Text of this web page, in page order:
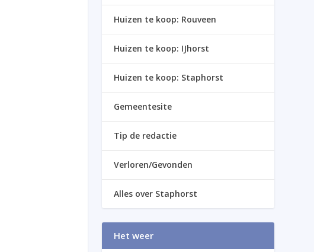
Huizen te koop: Rouveen
Huizen te koop: IJhorst
Huizen te koop: Staphorst
Gemeentesite
Tip de redactie
Verloren/Gevonden
Alles over Staphorst
Het weer